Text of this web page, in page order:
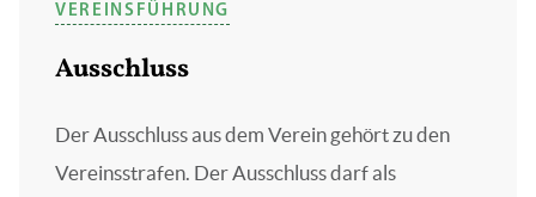
VEREINSFÜHRUNG
Ausschluss
Der Ausschluss aus dem Verein gehört zu den
Vereinsstrafen. Der Ausschluss darf als